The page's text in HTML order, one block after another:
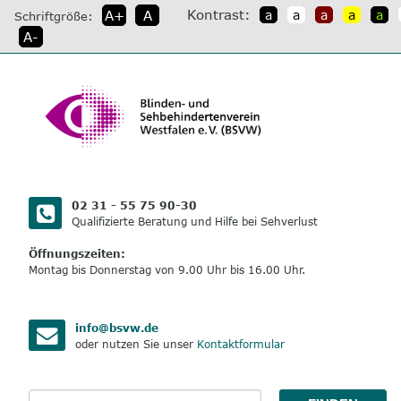
direkt
zum
Inhalt
Schriftgröße: A+
A
A-
Kontrast: a a a a a
02 31 - 55 75 90-30
Qualifizierte Beratung und Hilfe bei Sehverlust
Öffnungszeiten:
Montag bis Donnerstag von 9.00 Uhr bis 16.00 Uhr.
info@bsvw.de
oder nutzen Sie unser Kontaktformular